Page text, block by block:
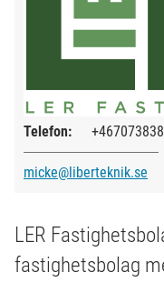
Telefon:
micke@liberteknik.se
LER
fastighetsbolag